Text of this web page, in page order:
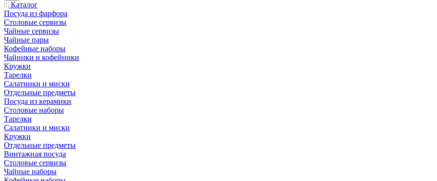
Каталог
Посуда из фарфора
Столовые сервизы
Чайные сервизы
Чайные пары
Кофейные наборы
Чайники и кофейники
Кружки
Тарелки
Салатники и миски
Отдельные предметы
Посуда из керамики
Столовые наборы
Тарелки
Салатники и миски
Кружки
Отдельные предметы
Винтажная посуда
Столовые сервизы
Чайные наборы